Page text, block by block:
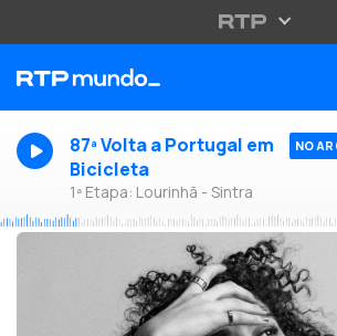
87ª Volta a Portugal em
Bicicleta
1ª Etapa: Lourinhã - Sintra
NO AR